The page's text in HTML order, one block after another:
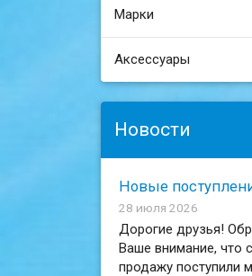
Марки
Аксессуары
Новости
Новые
28 июля 2026
Дорогие друзья!
Ваше внимание, что
продажу поступили